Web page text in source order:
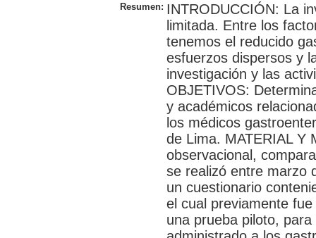
Resumen: INTRODUCCIÓN: La
limitada. Entre los
tenemos el reducido
esfuerzos dispersos y
investigación y las
OBJETIVOS:
y académicos
los médicos
de Lima. MATERIAL Y
observacional,
se realizó entre marzo
un cuestionario
el cual previamente
una prueba piloto,